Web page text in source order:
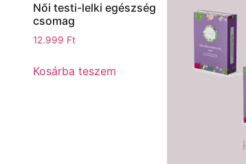
Női testi-lelki egészség
csomag
12.999 Ft
Kosárba teszem